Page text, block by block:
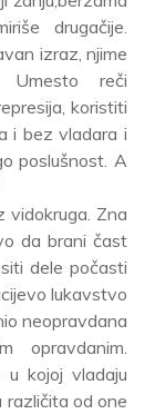
drugačije.
izraz, njime
Umesto reči
koristiti
i bez vladara i
poslušnost. A
vidokruga. Zna
da brani čast
dele počasti
lukavstvo
neopravdana
opravdanim.
kojoj vladaju
različita od one